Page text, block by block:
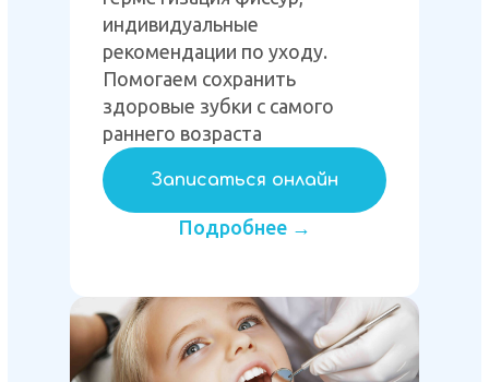
Записаться онлайн
Подробнее →
индивидуальные
рекомендации по уходу.
Помогаем сохранить
здоровые зубки с самого
раннего возраста